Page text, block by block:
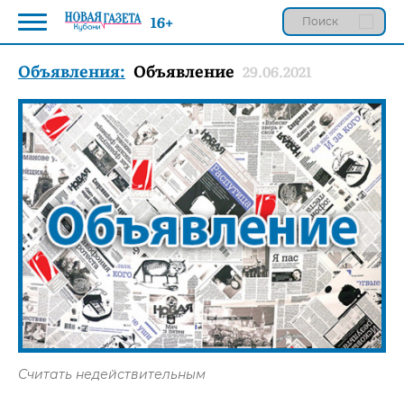
Объявления: Объявление 29.06.2021
Считать недействительным
16+